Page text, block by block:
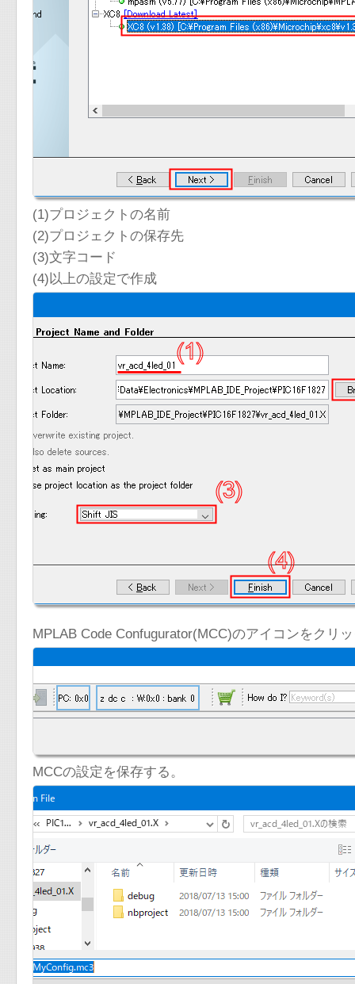
(1)プロジェクトの名前
(2)プロジェクトの保存先
(3)文字コード
(4)以上の設定で作成
MPLAB Code Confugurator(MCC)のアイコンをクリ
MCCの設定を保存する。